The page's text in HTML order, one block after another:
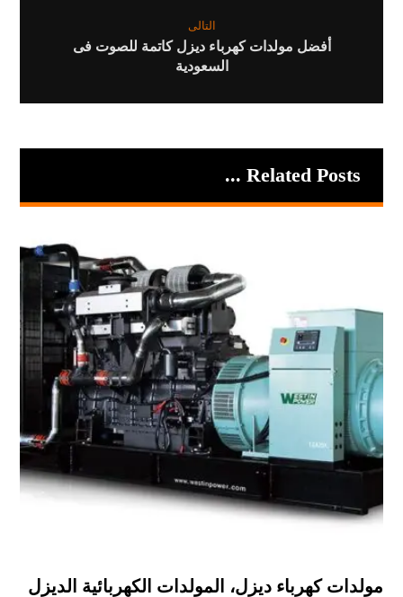
التالى
أفضل مولدات كهرباء ديزل كاتمة للصوت فى
السعودية
Related Posts ...
مولدات كهرباء ديزل، المولدات الكهربائية الديزل